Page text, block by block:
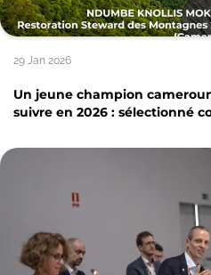
29 Jan 2026
Un jeune champion
suivre en 2026 : sélectionné